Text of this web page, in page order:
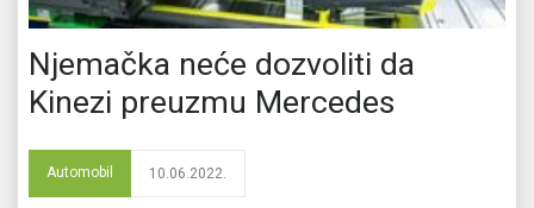
Njemačka neće dozvoliti da
Kinezi preuzmu Mercedes
Automobil 10.06.2022.